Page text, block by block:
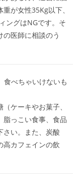
が女性35Kg以下、
ングはNGです。そ
医師に相談のう
べちゃいけないも
ケーキやお菓子、
脂っこい食事、食品
さい。また、炭酸
高カフェインの飲